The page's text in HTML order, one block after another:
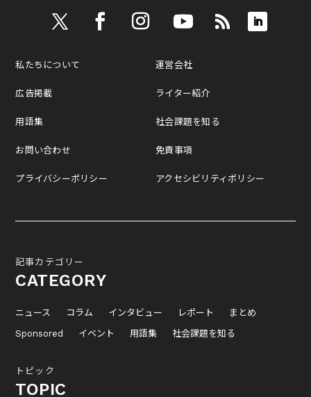
私たちについて
広告掲載
用語集
お問い合わせ
プライバシーポリシー
運営会社
ライター紹介
社会課題を知る
免責事項
アクセシビリティポリシー
記事カテゴリー
CATEGORY
ニュース コラム インタビュー レポート
まとめ
Sponsored
イベント 用語集 社会課題を知る
トピック
TOPIC